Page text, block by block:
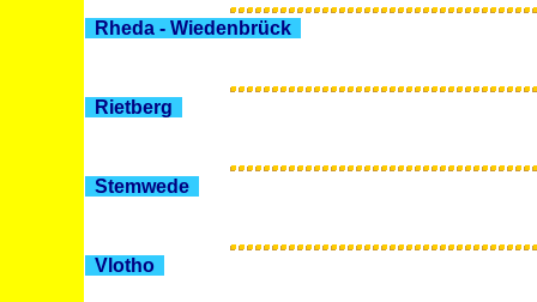
Rheda - Wiedenbrück
Rietberg
Stemwede
Vlotho